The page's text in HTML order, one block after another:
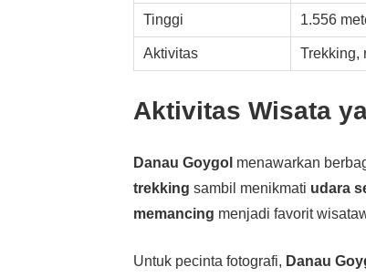
Tinggi 1.556
Aktivitas Trekking,
Aktivitas Wisata
Danau Goygol menawarkan
trekking sambil menikmati udara
memancing menjadi favorit
Untuk pecinta fotografi, Danau